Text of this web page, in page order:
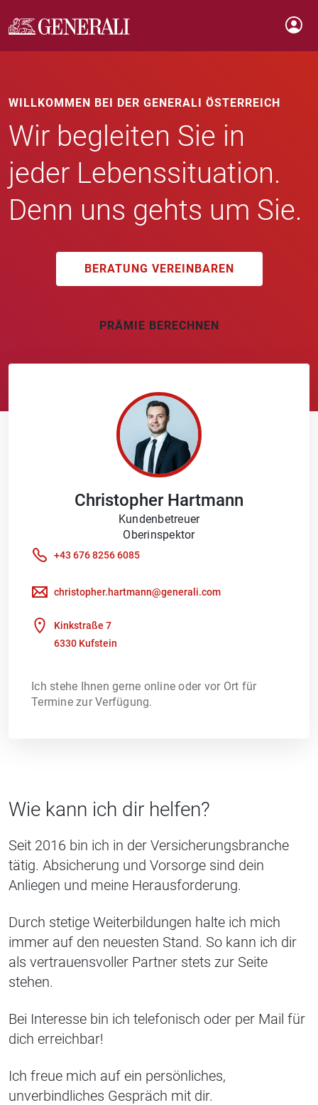
WILLKOMMEN BEI DER GENERALI ÖSTERREICH
Wir begleiten Sie in
jeder Lebenssituation.
Denn uns gehts um Sie.
BERATUNG VEREINBAREN
PRÄMIE BERECHNEN
Christopher Hartmann
Kundenbetreuer
Oberinspektor
+43 676 8256 6085
christopher.hartmann@generali.com
Kinkstraße 7
6330 Kufstein
Ich stehe Ihnen gerne online oder vor Ort für
Termine zur Verfügung.
Wie kann ich dir helfen?
Seit 2016 bin ich in der Versicherungsbranche
tätig. Absicherung und Vorsorge sind dein
Anliegen und meine Herausforderung.
Durch stetige Weiterbildungen halte ich mich
immer auf den neuesten Stand. So kann ich dir
als vertrauensvoller Partner stets zur Seite
stehen.
Bei Interesse bin ich telefonisch oder per Mail für
dich erreichbar!
Ich freue mich auf ein persönliches,
unverbindliches Gespräch mit dir.